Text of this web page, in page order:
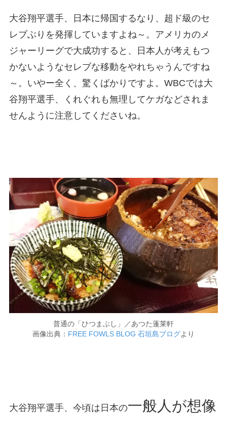
大谷翔平選手、日本に帰国するなり、超ド級のセ
レブぶりを発揮していますよね～。アメリカのメ
ジャーリーグで大成功すると、日本人が考えもつ
かないようなセレブな移動をやれちゃうんですね
～。いやー全く、驚くばかりですよ。WBCでは大
谷翔平選手、くれぐれも無理してケガなどされま
せんように注意してくださいね。
普通の「ひつまぶし」／あつた蓬莱軒
画像出典： FREE FOWLS BLOG 石垣島ブログより
大谷翔平選手、今頃は日本の一般人が想像